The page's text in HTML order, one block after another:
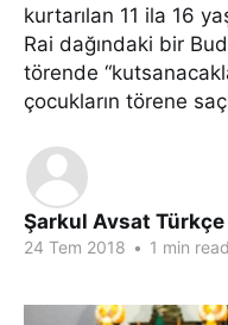
kurtarılan 11 ila 16
Rai dağındaki bir
törende
çocukların törene
Şarkul Avsat
24 Tem 2018 • 1 min read